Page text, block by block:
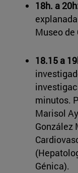
18h. a
Museo de
18.15 a
minutos.
Marisol
González
Génica).